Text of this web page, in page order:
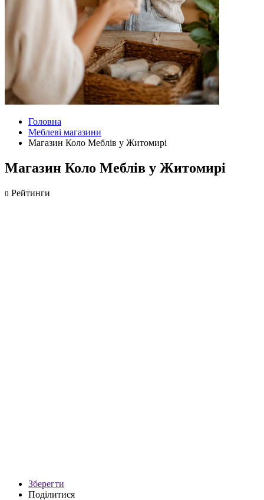
Головна
Меблеві магазини
Магазин Коло Меблів у Житомирі
Магазин Коло Меблів у Житомирі
0 Рейтинги
Зберегти
Поділитися